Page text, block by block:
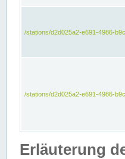
/stations/d2d025a2-e691-4986-
/stations/d2d025a2-e691-4986-
Erläuterung